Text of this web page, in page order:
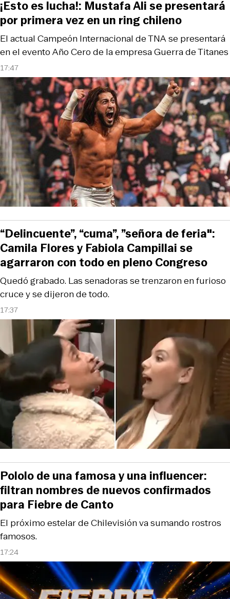
17:47
El actual Campeón Internacional de TNA se presentará
en el evento Año Cero de la empresa Guerra de Titanes
¡Esto es lucha!: Mustafa Ali se presentará
por primera vez en un ring chileno
17:37
Quedó grabado. Las senadoras se trenzaron en furioso
cruce y se dijeron de todo.
“Delincuente”, “cuma”, ”señora de feria":
Camila Flores y Fabiola Campillai se
agarraron con todo en pleno Congreso
17:24
El próximo estelar de Chilevisión va sumando rostros
famosos.
Pololo de una famosa y una influencer:
filtran nombres de nuevos confirmados
para Fiebre de Canto